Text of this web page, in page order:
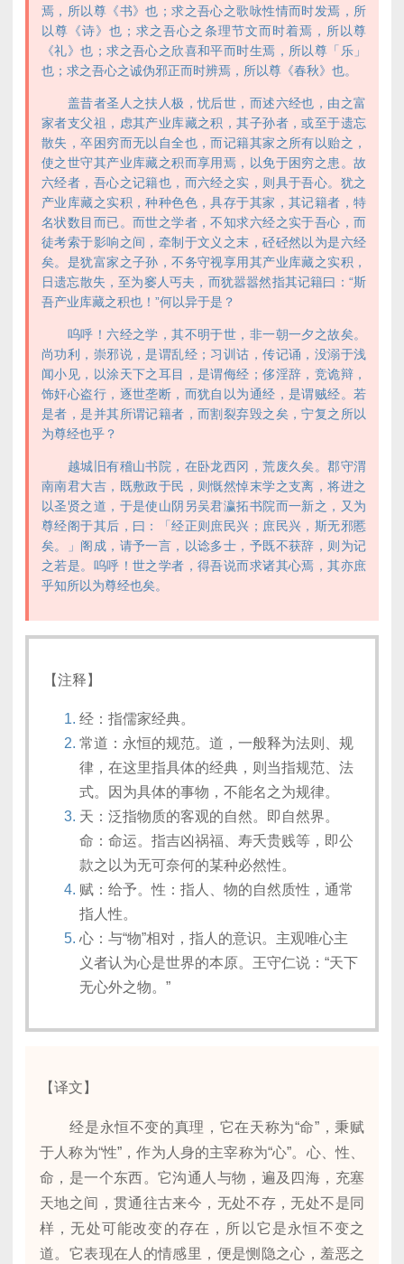
焉，所以尊《书》也；求之吾心之歌咏性情而时发焉，所
以尊《诗》也；求之吾心之条理节文而时着焉，所以尊
《礼》也；求之吾心之欣喜和平而时生焉，所以尊「乐」
也；求之吾心之诚伪邪正而时辨焉，所以尊《春秋》也。
盖昔者圣人之扶人极，忧后世，而述六经也，由之富
家者支父祖，虑其产业库藏之积，其子孙者，或至于遗忘
散失，卒困穷而无以自全也，而记籍其家之所有以贻之，
使之世守其产业库藏之积而享用焉，以免于困穷之患。故
六经者，吾心之记籍也，而六经之实，则具于吾心。犹之
产业库藏之实积，种种色色，具存于其家，其记籍者，特
名状数目而已。而世之学者，不知求六经之实于吾心，而
徒考索于影响之间，牵制于文义之末，硁硁然以为是六经
矣。是犹富家之子孙，不务守视享用其产业库藏之实积，
日遗忘散失，至为窭人丐夫，而犹嚣嚣然指其记籍曰：“斯
吾产业库藏之积也！”何以异于是？
呜呼！六经之学，其不明于世，非一朝一夕之故矣。
尚功利，崇邪说，是谓乱经；习训诂，传记诵，没溺于浅
闻小见，以涂天下之耳目，是谓侮经；侈淫辞，竞诡辩，
饰奸心盗行，逐世垄断，而犹自以为通经，是谓贼经。若
是者，是并其所谓记籍者，而割裂弃毁之矣，宁复之所以
为尊经也乎？
越城旧有稽山书院，在卧龙西冈，荒废久矣。郡守渭
南南君大吉，既敷政于民，则慨然悼末学之支离，将进之
以圣贤之道，于是使山阴另吴君瀛拓书院而一新之，又为
尊经阁于其后，曰：「经正则庶民兴；庶民兴，斯无邪慝
矣。」阁成，请予一言，以谂多士，予既不获辞，则为记
之若是。呜呼！世之学者，得吾说而求诸其心焉，其亦庶
乎知所以为尊经也矣。
【注释】
经：指儒家经典。
常道：永恒的规范。道，一般释为法则、规
律，在这里指具体的经典，则当指规范、法
式。因为具体的事物，不能名之为规律。
天：泛指物质的客观的自然。即自然界。
命：命运。指吉凶祸福、寿夭贵贱等，即公
款之以为无可奈何的某种必然性。
赋：给予。性：指人、物的自然质性，通常
指人性。
心：与“物”相对，指人的意识。主观唯心主
义者认为心是世界的本原。王守仁说：“天下
无心外之物。”
【译文】
经是永恒不变的真理，它在天称为“命”，秉赋
于人称为“性”，作为人身的主宰称为“心”。心、性、
命，是一个东西。它沟通人与物，遍及四海，充塞
天地之间，贯通往古来今，无处不存，无处不是同
样，无处可能改变的存在，所以它是永恒不变之
道。它表现在人的情感里，便是恻隐之心，羞恶之